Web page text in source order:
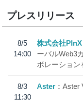
プレスリリース
8/5
14:00
株式会社PlnX
ーバルWeb3
ボレーション
8/3
11:30
Aster Aster